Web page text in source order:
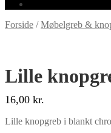
Forside /Møbelgreb &
Lille
16,00 kr.
Lille knopgreb i blankt